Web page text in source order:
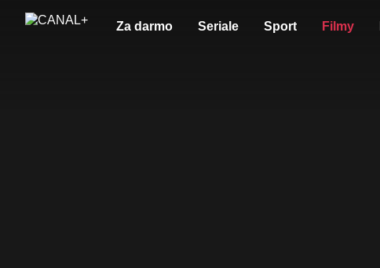
Za darmo Seriale Sport Filmy